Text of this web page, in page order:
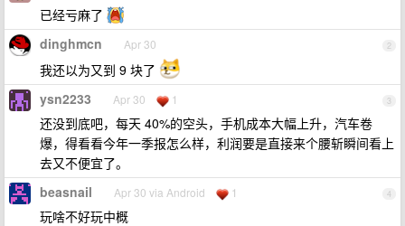
已经亏麻了
2
dinghmcn Apr 30
我还以为又到 9 块了
3
ysn2233 Apr 30 1
还没到底吧，每天 40%的空头，手机成本大幅上升，汽车卷
爆，得看看今年一季报怎么样，利润要是直接来个腰斩瞬间看上
去又不便宜了。
4
beasnail Apr 30 via Android 1
玩啥不好玩中概